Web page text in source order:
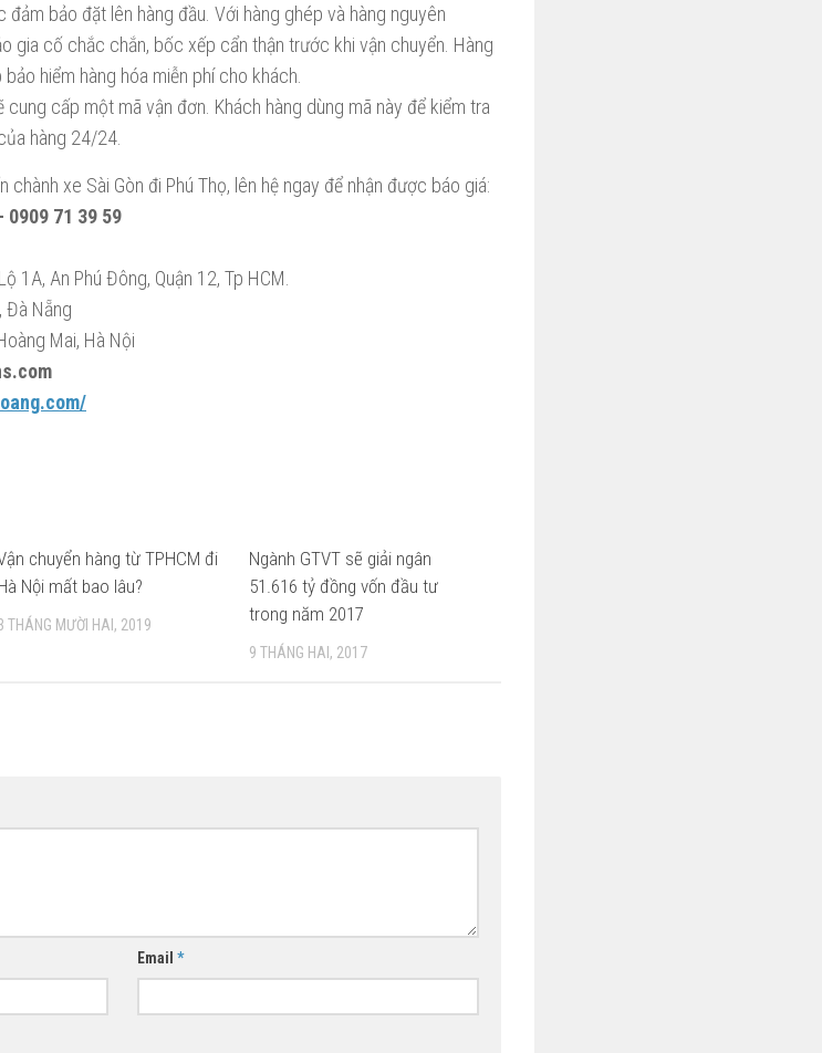
đảm bảo đặt lên hàng đầu. Với hàng ghép và hàng nguyên
gia cố chắc chắn, bốc xếp cẩn thận trước khi vận chuyển. Hàng
hiểm hàng hóa miễn phí cho khách.
cấp một mã vận đơn. Khách hàng dùng mã này để kiểm tra
hàng 24/24.
chành xe Sài Gòn đi Phú Thọ, lên hệ ngay để nhận được báo giá:
0909 71 39 59
1A, An Phú Đông, Quận 12, Tp HCM.
Đà Nẵng
Mai, Hà Nội
chuyển hàng từ TPHCM đi
Nội mất bao lâu?
THÁNG MƯỜI HAI, 2019
Ngành GTVT sẽ giải ngân
51.616 tỷ đồng vốn đầu tư
trong năm 2017
9 THÁNG HAI, 2017
Email *